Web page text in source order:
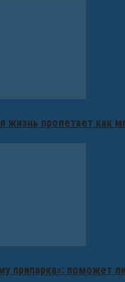
жизнь пролетает как
припарка»: поможет